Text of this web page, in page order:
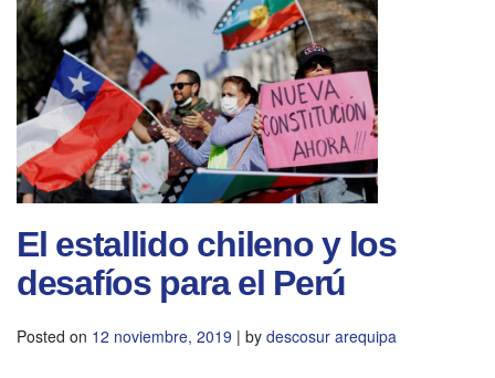
El estallido chileno y los
desafíos para el Perú
Posted on 12 noviembre, 2019 | by descosur arequipa